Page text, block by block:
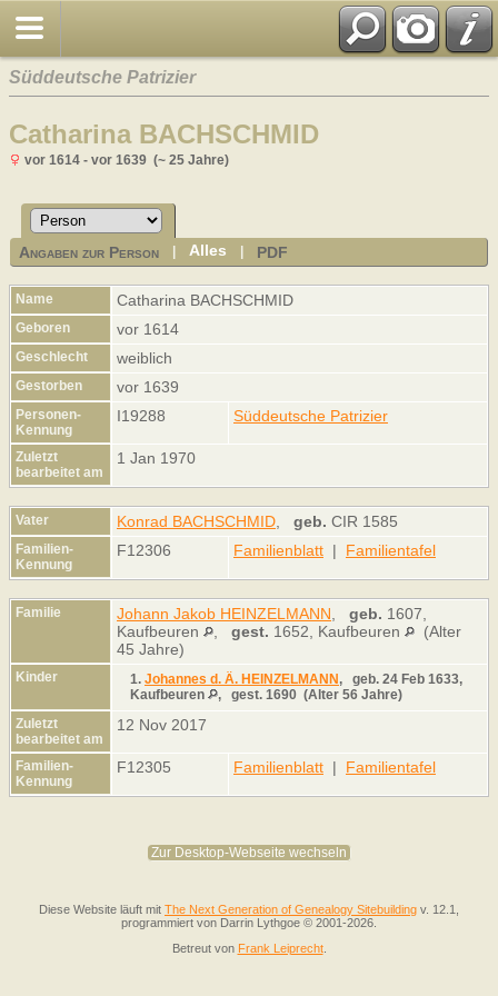
Süddeutsche Patrizier
Catharina BACHSCHMID
vor 1614 - vor 1639 (~ 25 Jahre)
Angaben zur Person |Alles PDF
Name Catharina BACHSCHMID
Geboren vor 1614
Geschlecht weiblich
Gestorben vor 1639
Personen-
Kennung
I19288 Süddeutsche Patrizier
Zuletzt
bearbeitet am
1 Jan 1970
Vater Konrad BACHSCHMID geb. CIR 1585
Familien-
Kennung
F12306 Familienblatt | Familientafel
Familie Johann Jakob HEINZELMANN geb. 1607,
Kaufbeuren
gest. 1652, Kaufbeuren
(Alter
45 Jahre)
Kinder 1. Johannes d. Ä. HEINZELMANN, geb. 24 Feb 1633,
Kaufbeuren
, gest. 1690 (Alter 56 Jahre)
Zuletzt
bearbeitet am
12 Nov 2017
Familien-
Kennung
F12305 Familienblatt | Familientafel
Zur Desktop-Webseite wechseln
Diese Website läuft mit The Next Generation of Genealogy Sitebuilding v. 12.1,
programmiert von Darrin Lythgoe © 2001-2026.
Betreut von Frank Leiprecht.